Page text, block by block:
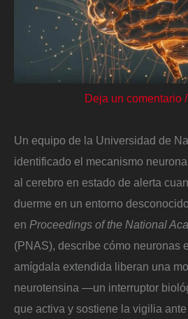
Deja un comentario /
Un equipo de la Universidad de
identificado el mecanismo
al cerebro en estado de alerta
duerme en un entorno
en Proceedings of the National
(PNAS), describe cómo neuronas
amígdala extendida liberan una
neurotensina —un interruptor
que activa y sostiene la vigilia